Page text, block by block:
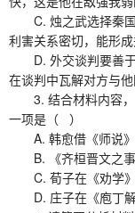
C. 烛之武选择秦国
利害关系密切，能形成
D. 外交谈判要善于
在谈判中瓦解对方与他
3. 结合材料内容，
一项是（ ）
A. 韩愈借《师说》
B. 《齐桓晋文之事
C. 荀子在《劝学》
D. 庄子在《庖丁解